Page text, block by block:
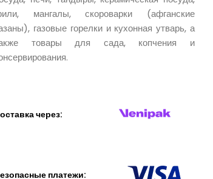
мангалы, скороварки (афганские
газовые горелки и кухонная утварь, а
товары для сада, копчения и
через:
платежи: